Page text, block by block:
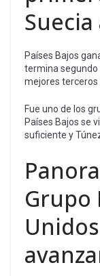
Países Bajos
termina segundo
mejores terceros
Fue uno de los
Países Bajos se
suficiente y
Grupo